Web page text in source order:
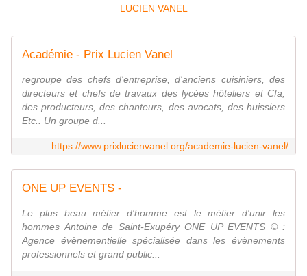
Académie - Prix Lucien Vanel
regroupe des chefs d'entreprise, d'anciens cuisiniers, des
directeurs et chefs de travaux des lycées hôteliers et Cfa,
des producteurs, des chanteurs, des avocats, des huissiers
Etc.. Un groupe d...
https://www.prixlucienvanel.org/academie-lucien-vanel/
ONE UP EVENTS -
Le plus beau métier d'homme est le métier d'unir les
hommes Antoine de Saint-Exupéry ONE UP EVENTS © :
Agence évènementielle spécialisée dans les évènements
professionnels et grand public...